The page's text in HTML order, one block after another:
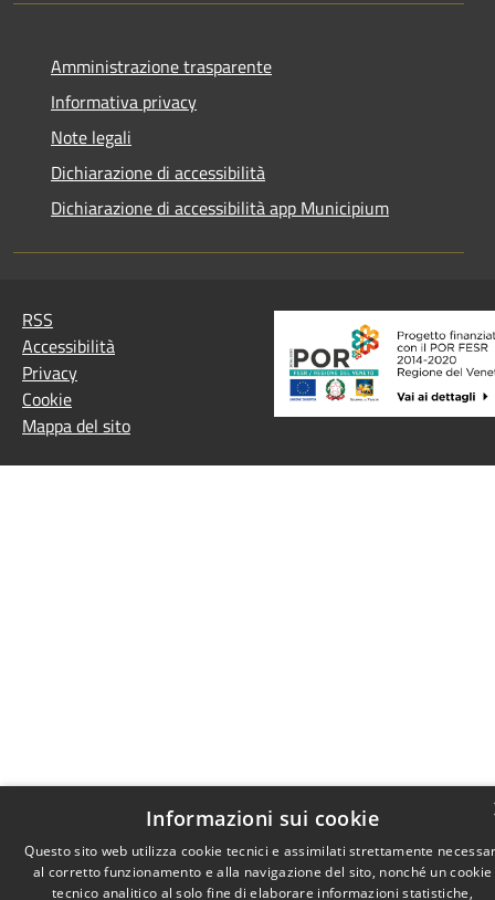
Amministrazione trasparente
Informativa privacy
Note legali
Dichiarazione di accessibilità
Dichiarazione di accessibilità app Municipium
RSS
Accessibilità
Privacy
Cookie
Mappa del sito
Informazioni sui cookie
Questo sito web utilizza cookie tecnici e assimilati strettamente
al corretto funzionamento e alla navigazione del sito, nonché un cookie
tecnico analitico al solo fine di elaborare informazioni statistiche,